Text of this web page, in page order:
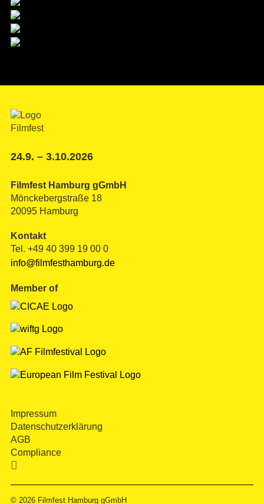
24.9. – 3.10.2026
Filmfest Hamburg gGmbH
Mönckebergstraße 18
20095 Hamburg
Kontakt
Tel. +49 40 399 19 00 0
info@filmfesthamburg.de
Member of
Impressum
Datenschutzerklärung
AGB
Compliance

© 2026 Filmfest Hamburg gGmbH